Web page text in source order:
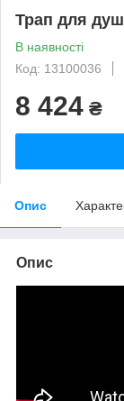
Трап для
В наявності
Код: 13100036
8 424 ₴
Опис
Опис